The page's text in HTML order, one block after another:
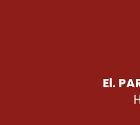
El.